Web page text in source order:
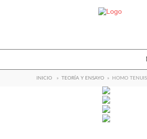
INICIO » TEORÍA Y ENSAYO » HOMO TENUIS